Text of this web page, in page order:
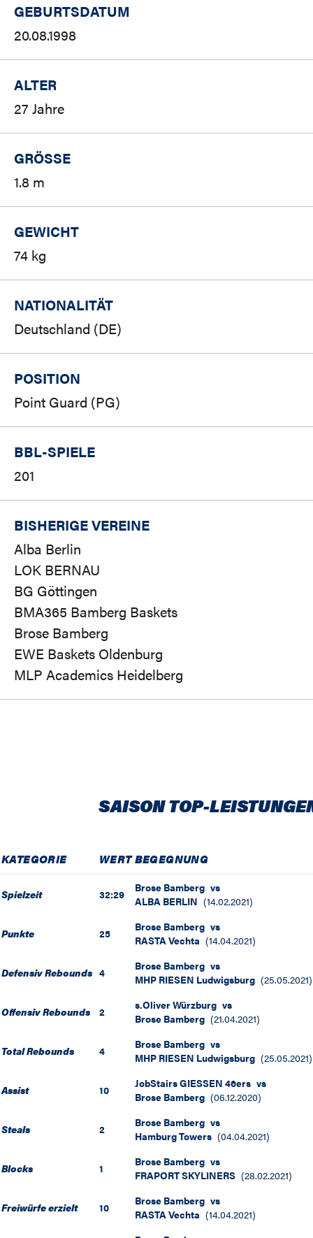
GEBURTSDATUM
20.08.1998
ALTER
27 Jahre
GRÖSSE
1.8 m
GEWICHT
74 kg
NATIONALITÄT
Deutschland (DE)
POSITION
Point Guard (PG)
BBL-SPIELE
201
BISHERIGE VEREINE
Alba Berlin
LOK BERNAU
BG Göttingen
BMA365 Bamberg Baskets
Brose Bamberg
EWE Baskets Oldenburg
MLP Academics Heidelberg
SAISON TOP-
KATEGORIE WERTBEGEGNUNG
Spielzeit 32:29 Brose Bamberg vs
ALBA BERLIN (14.02.2021)
Punkte 25 Brose Bamberg vs
RASTA Vechta (14.04.2021)
Defensiv Rebounds 4 Brose Bamberg vs
MHP RIESEN Ludwigsburg (25.05.2021)
Offensiv Rebounds 2 s.Oliver Würzburg vs
Brose Bamberg (21.04.2021)
Total Rebounds 4 Brose Bamberg vs
MHP RIESEN Ludwigsburg (25.05.2021)
Assist 10 JobStairs GIESSEN 46ers vs
Brose Bamberg (06.12.2020)
Steals 2 Brose Bamberg vs
Hamburg Towers (04.04.2021)
Blocks 1 Brose Bamberg vs
FRAPORT SKYLINERS (28.02.2021)
Freiwürfe erzielt 10 Brose Bamberg vs
RASTA Vechta (14.04.2021)